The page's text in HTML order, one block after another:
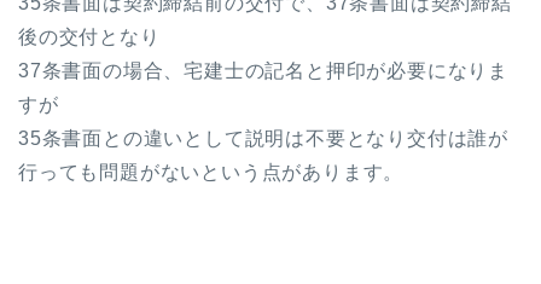
後の交付となり
37条書面の場合、宅建士の記名と押印が必要になりま
すが
35条書面との違いとして説明は不要となり交付は誰が
行っても問題がないという点があります。